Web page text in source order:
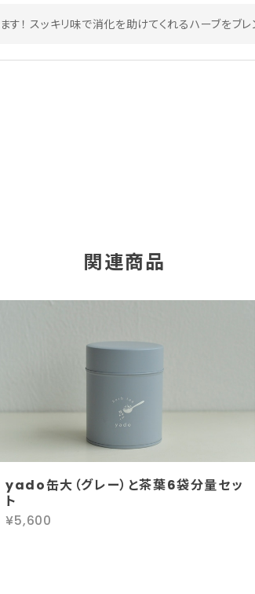
す！ スッキリ味で消化を助けてくれるハーブをブ
気に入ってリピー
関連商品
yado缶大（グレー）と茶葉6袋分量セッ
ト
¥5,600